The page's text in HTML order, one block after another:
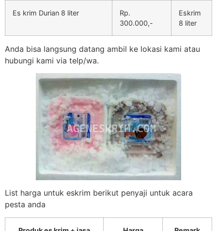
Es krim Durian 8 liter
Rp.
300.000,-
Eskrim
8 liter
Anda bisa langsung datang ambil ke lokasi kami atau
hubungi kami via telp/wa.
List harga untuk eskrim berikut penyaji untuk acara
pesta anda